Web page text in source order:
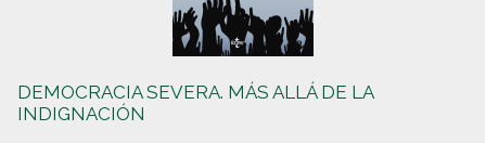
DEMOCRACIA SEVERA. MÁS ALLÁ DE LA
INDIGNACIÓN